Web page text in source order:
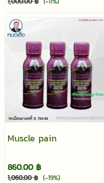
Muscle pain
860.00 ฿
1,060.00 ฿ (-19%)